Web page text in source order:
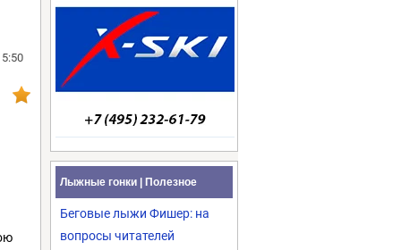
Лыжные гонки | Полезное
Беговые лыжи Фишер: на
вопросы читателей